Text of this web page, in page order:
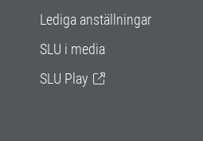
Lediga anställningar
SLU i media
SLU Play